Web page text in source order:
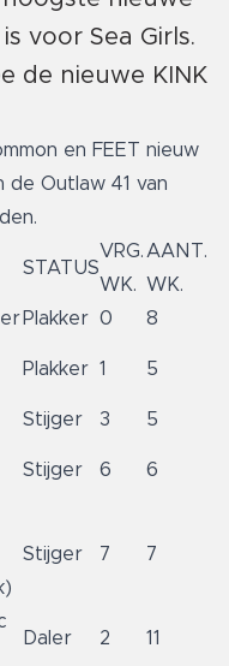
voor Sea Girls.
de nieuwe KINK
en FEET nieuw
de Outlaw 41 van
STATUS
VRG.
WK.
AANT.
WK.
Plakker 0 8
Plakker 1 5
Stijger 3 5
Stijger 6 6
Stijger 7 7
Daler 2 11